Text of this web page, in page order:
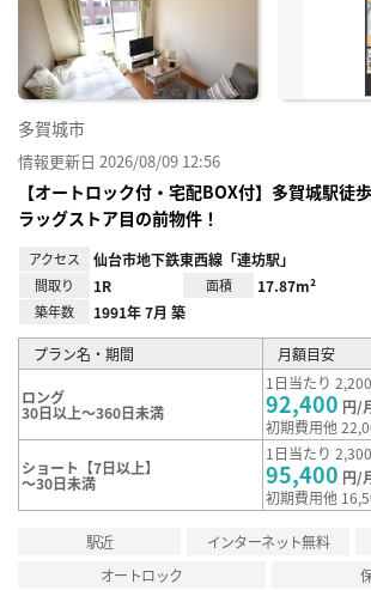
多賀城市
情報更新日 2026/08/09 12:56
【オートロック付・宅配BOX付】多賀城駅
ラッグストア目の前物件！
アクセス 仙台市地下鉄東西線「連坊駅」
間取り 1R 面積 17.87m²
築年数 1991年 7月 築
プラン名・期間 月額目安
ロング
30日以上～360日未満
1日当たり
92,400 円/
初期費用他
ショート【7日以上】
～30日未満
1日当たり
95,400 円/
初期費用他
駅近 インターネット無料
オートロック